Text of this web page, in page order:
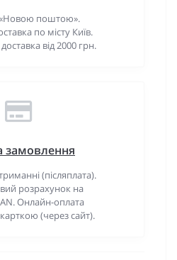
поштою».
по місту Київ.
від 2000 грн.
замовлення
(післяплата).
розрахунок на
Онлайн-оплата
(через сайт).